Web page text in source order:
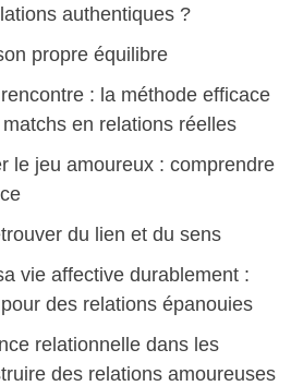
authentiques ?
propre équilibre
: la méthode efficace
en relations réelles
le jeu amoureux : comprendre
du lien et du sens
vie affective durablement :
des relations épanouies
relationnelle dans les
des relations amoureuses